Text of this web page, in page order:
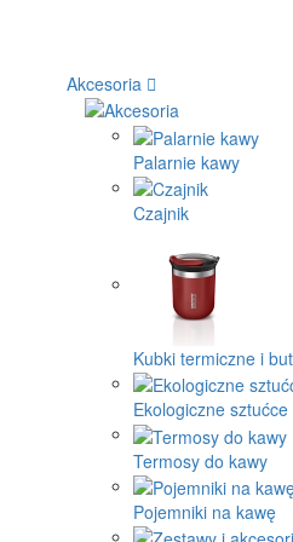
Akcesoria
Palarnie kawy
Czajnik
Kubki termiczne i
Ekologiczne
Termosy do kawy
Pojemniki na kawę